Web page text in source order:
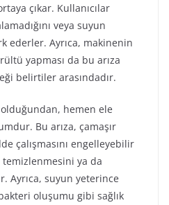
çıkar. Kullanıcılar
veya suyun
ederler. Ayrıca, makinenin
yapması da bu arıza
belirtiler arasındadır.
olduğundan, hemen ele
Bu arıza, çamaşır
çalışmasını engelleyebilir
temizlenmesini ya da
Ayrıca, suyun yeterince
oluşumu gibi sağlık